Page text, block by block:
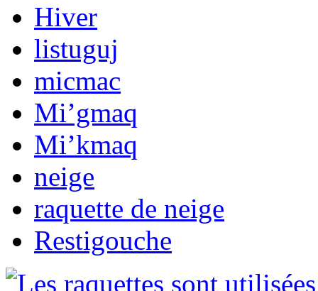
Hiver
listuguj
micmac
Mi’gmaq
Mi’kmaq
neige
raquette de neige
Restigouche